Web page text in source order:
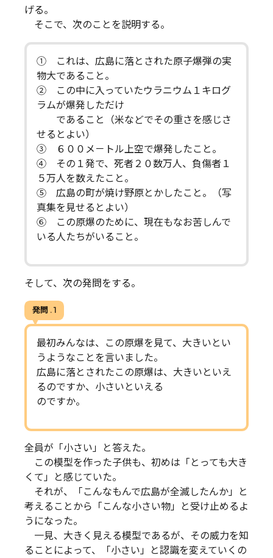
げる。
そこで、次のことを説明する。
① これは、広島に落とされた原子爆弾の実
物大であること。
② この中に入っていたウラニウム１キログ
ラムが爆発しただけ
であること（米などでその重さを感じさ
せるとよい）
③ ６００メ－トル上空で爆発したこと。
④ その１発で、死者２０数万人、負傷者１
５万人を数えたこと。
⑤ 広島の町が焼け野原とかしたこと。（写
真集を見せるとよい）
⑥ この原爆のために、現在もなお苦しんで
いる人たちがいること。
そして、次の発問をする。
発問 . 1
最初みんなは、この原爆を見て、大きいとい
うようなことを言いました。
広島に落とされたこの原爆は、大きいといえ
るのですか、小さいといえる
のですか。
全員が「小さい」と答えた。
この模型を作った子供も、初めは「とっても大き
くて」と感じていた。
それが、「こんなもんで広島が全滅したんか」と
考えることから「こんな小さい物」と受け止めるよ
うになった。
一見、大きく見える模型であるが、その威力を知
ることによって、「小さい」と認識を変えていくの